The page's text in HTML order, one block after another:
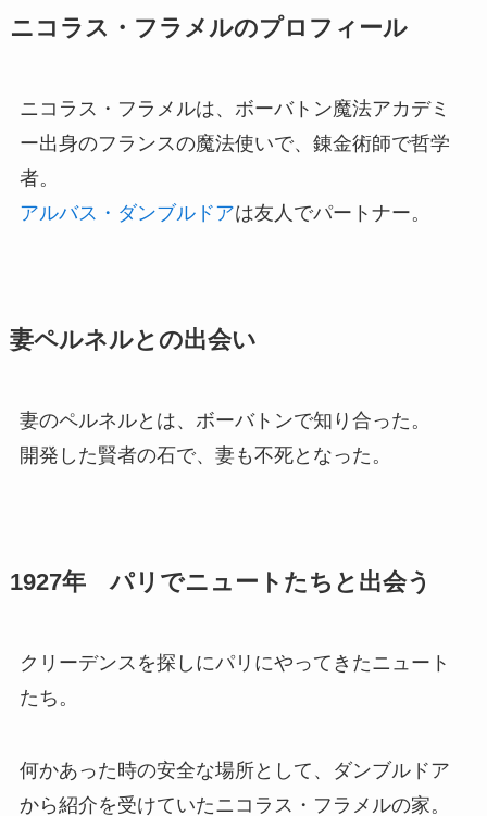
ニコラス・フラメルのプロフィール
ニコラス・フラメルは、ボーバトン魔法アカデミ
ー出身のフランスの魔法使いで、錬金術師で哲学
者。
アルバス・ダンブルドアは友人でパートナー。
妻ペルネルとの出会い
妻のペルネルとは、ボーバトンで知り合った。
開発した賢者の石で、妻も不死となった。
1927年 パリでニュートたちと出会う
クリーデンスを探しにパリにやってきたニュート
たち。
何かあった時の安全な場所として、ダンブルドア
から紹介を受けていたニコラス・フラメルの家。